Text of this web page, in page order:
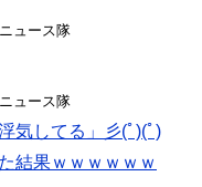
ュース隊
ュース隊
気してる」彡(ﾟ)(ﾟ)
結果ｗｗｗｗｗｗ